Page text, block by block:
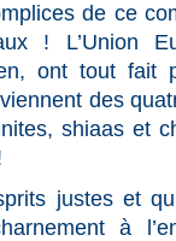
de ce
! L’Union
ont tout fait
des
shiaas et
justes et
à